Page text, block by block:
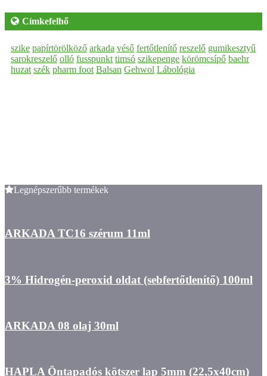
Címkefelhő
szike papírtörölköző arkada véső fertőtlenítő reszelő gumikesztyű
sarokreszelő olló fusspunkt timsó szikepenge körömcsípő baehr
huzat szék pharm foot Balsan Gehwol Lábológia
Legnépszerűbb termékek
ARKADA TC16 szérum 11ml
3% Hidrogén-peroxid oldat (sebfertőtlenítő) 100ml
ARKADA 08 olaj 30ml
HAPLA Öntapadós kötszer lap 5mm (22,5x40cm)